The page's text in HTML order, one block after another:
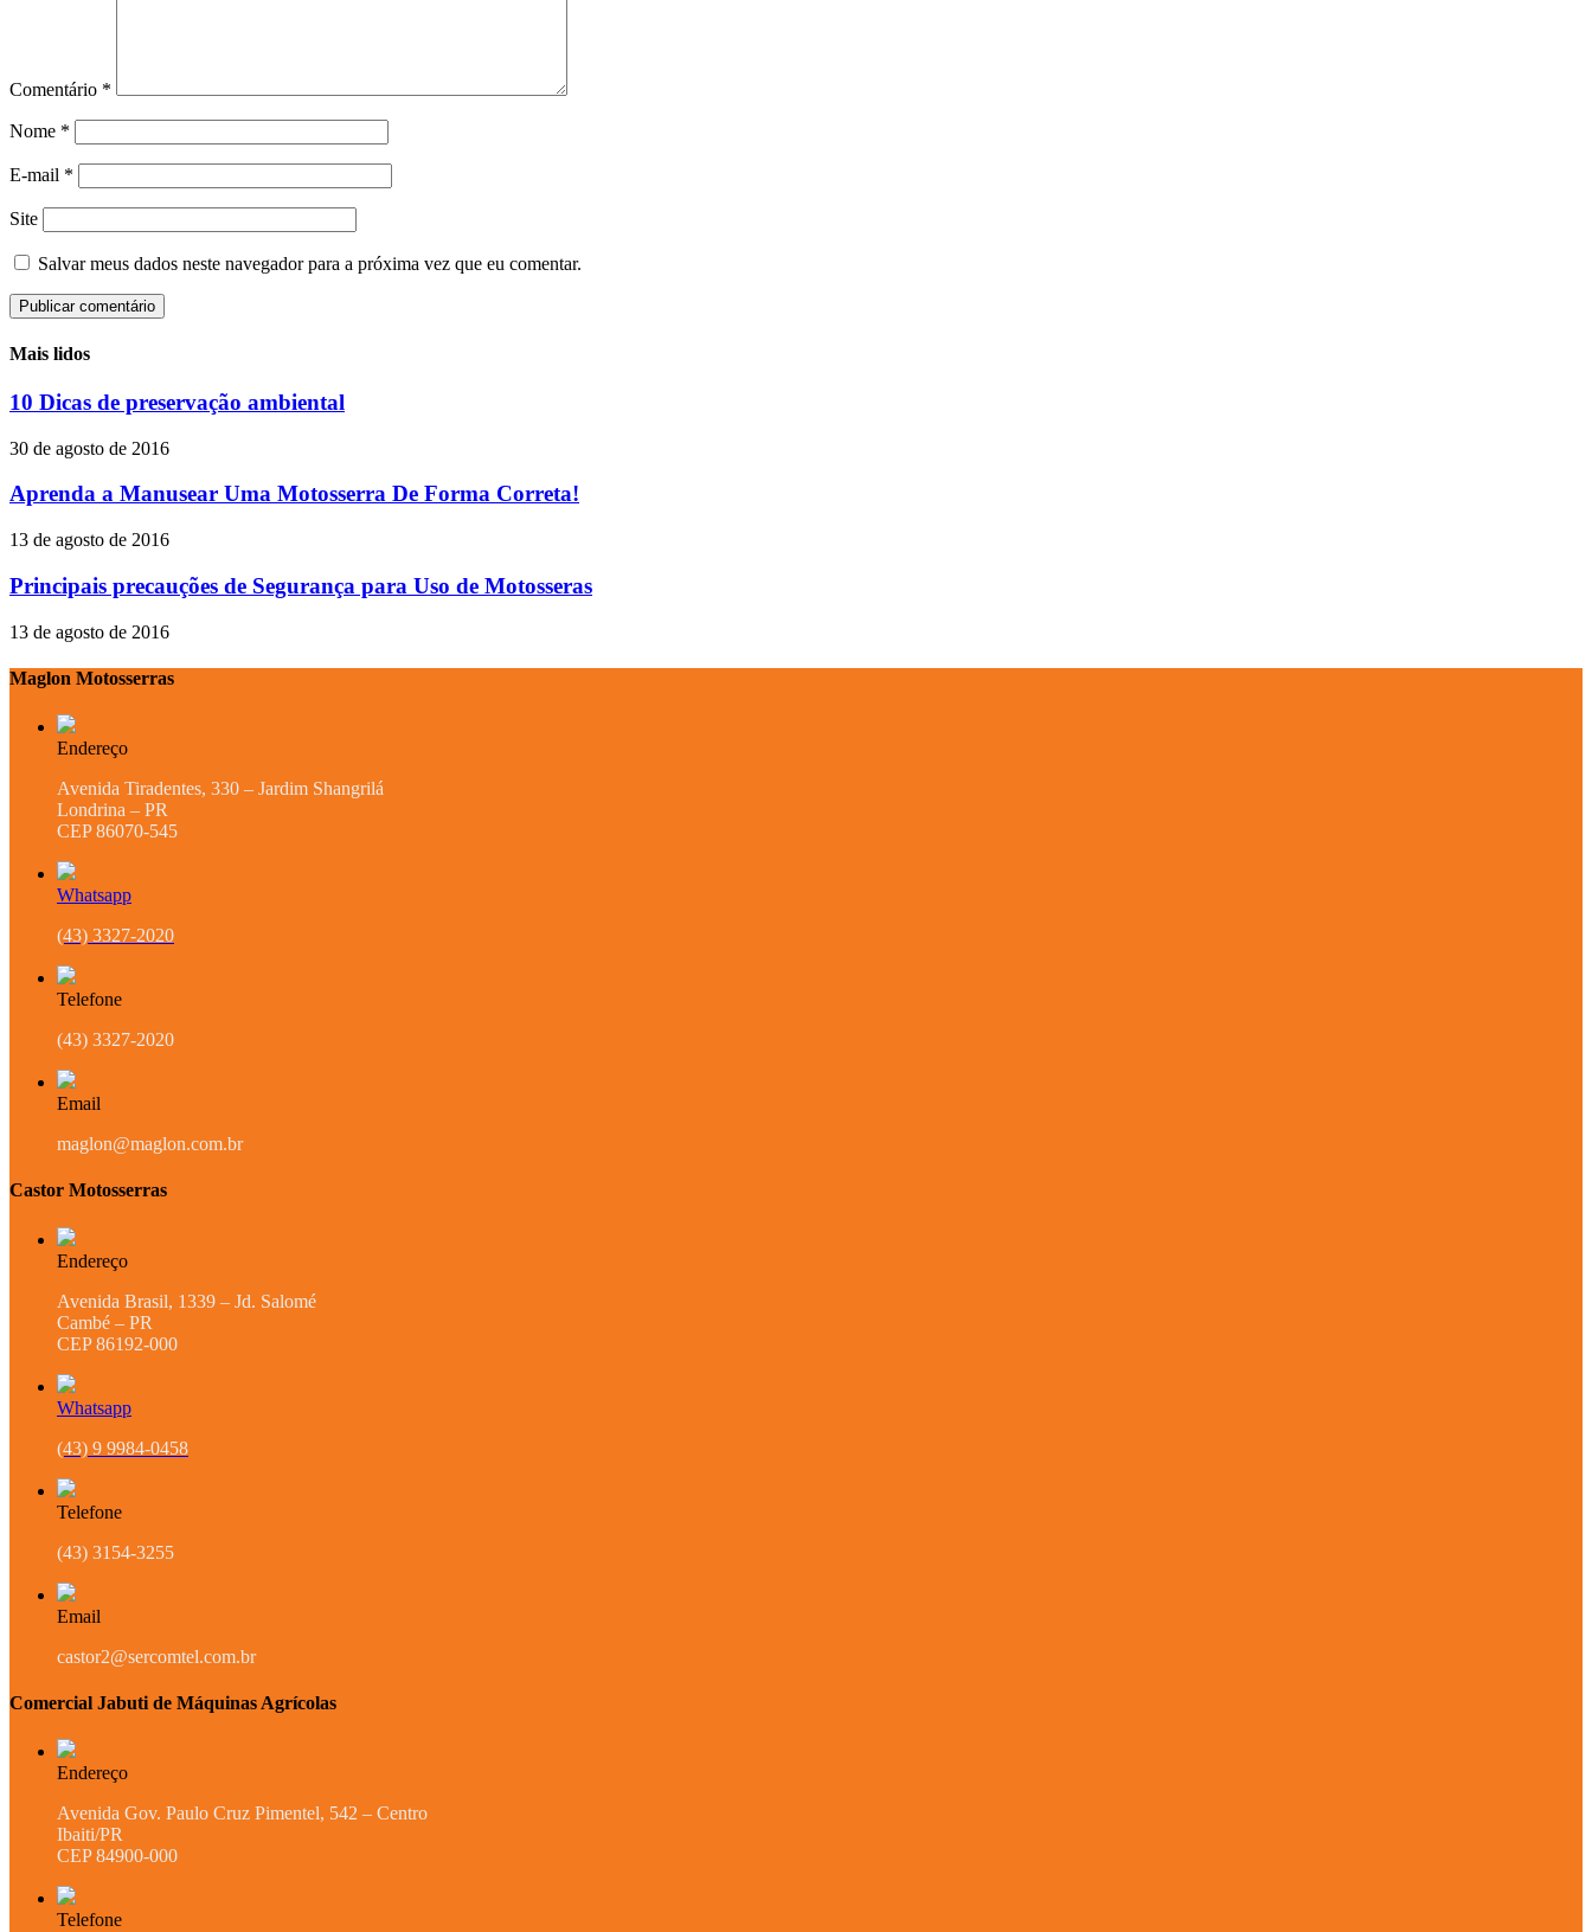
Comentário *
Nome *
E-mail *
Site
Salvar meus dados neste navegador para a próxima vez que eu comentar.
Mais lidos
10 Dicas de preservação ambiental
30 de agosto de 2016
Aprenda a Manusear Uma Motosserra De Forma Correta!
13 de agosto de 2016
Principais precauções de Segurança para Uso de Motosseras
13 de agosto de 2016
Maglon Motosserras
Endereço
Avenida Tiradentes, 330 – Jardim Shangrilá
Londrina – PR
CEP 86070-545
Whatsapp
(43) 3327-2020
Telefone
(43) 3327-2020
Email
maglon@maglon.com.br
Castor Motosserras
Endereço
Avenida Brasil, 1339 – Jd. Salomé
Cambé – PR
CEP 86192-000
Whatsapp
(43) 9 9984-0458
Telefone
(43) 3154-3255
Email
castor2@sercomtel.com.br
Comercial Jabuti de Máquinas Agrícolas
Endereço
Avenida Gov. Paulo Cruz Pimentel, 542 – Centro
Ibaiti/PR
CEP 84900-000
Telefone